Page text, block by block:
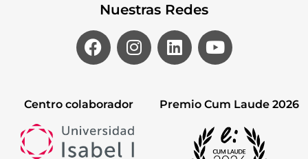
Nuestras Redes
Centro colaborador Premio Cum Laude 2026